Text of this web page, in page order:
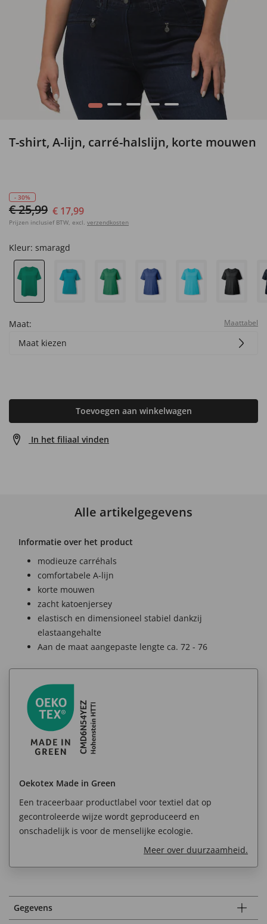
1 2 3 4 5
T-shirt, A-lijn, carré-halslijn, korte mouwen
- 30%
€ 25,99 € 17,99
Prijzen inclusief BTW, excl. verzendkosten
Kleur: smaragd
Maat: Maattabel
Maat kiezen
Toevoegen aan winkelwagen
In het filiaal vinden
Alle artikelgegevens
Informatie over het product
modieuze carréhals
comfortabele A-lijn
korte mouwen
zacht katoenjersey
elastisch en dimensioneel stabiel dankzij
elastaangehalte
Aan de maat aangepaste lengte ca. 72 - 76
Oekotex Made in Green
Een traceerbaar productlabel voor textiel dat op
gecontroleerde wijze wordt geproduceerd en
onschadelijk is voor de menselijke ecologie.
Meer over duurzaamheid.
Gegevens